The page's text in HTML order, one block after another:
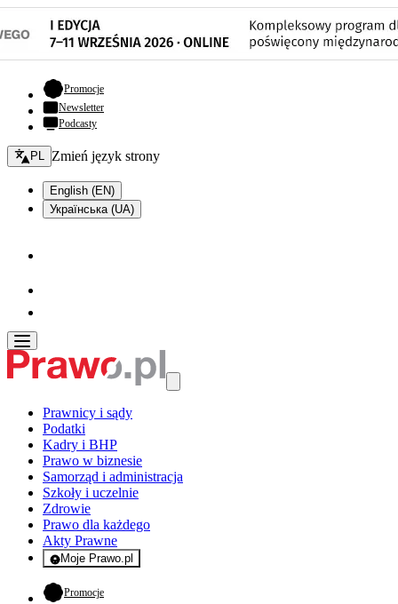
Promocje- otwiera się w nowej karcie
Newsletter
Podcasty
Zmień język - bieżący:
PL Zmień język strony
English (EN)
Українська (UA)
Prawnicy i sądy
Podatki
Kadry i BHP
Prawo w biznesie
Samorząd i administracja
Szkoły i uczelnie
Zdrowie
Prawo dla każdego
Akty Prawne
Moje Prawo.pl
- rejestracja i logowanie do serwisu
Promocje- otwiera się w nowej karcie